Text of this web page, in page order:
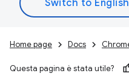
Home page Docs
Questa pagina è stata utile?